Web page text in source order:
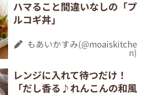
ハマること間違いなしの「プ
ルコギ丼」
もあいかすみ(@moaiskitche
n)
レンジに入れて待つだけ！
「だし香る♪れんこんの和風